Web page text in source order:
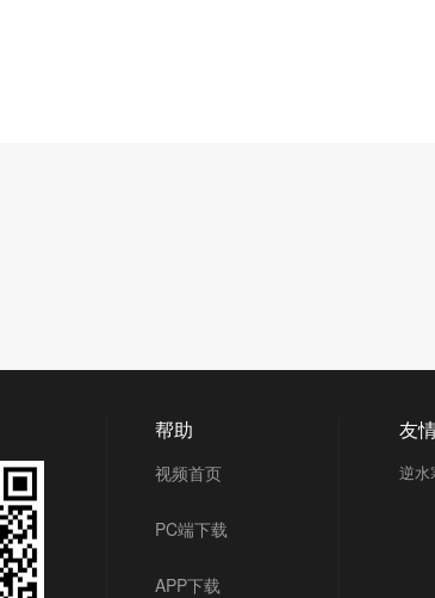
帮助
视频首页
PC端下载
APP下载
友
逆水